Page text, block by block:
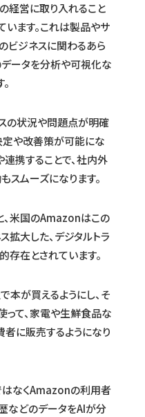
経営に取り入れること
います。これは製品やサ
ビジネスに関わるあら
データを分析や可視化な
の状況や問題点が明確
定や改善策が可能にな
連携することで、社内外
スムーズになります。
、米国のAmazonはこの
拡大した、デジタルトラ
存在とされています。
本が買えるようにし、そ
って、家電や生鮮食品な
に販売するようになり
はなくAmazonの利用者
などのデータをAIが分